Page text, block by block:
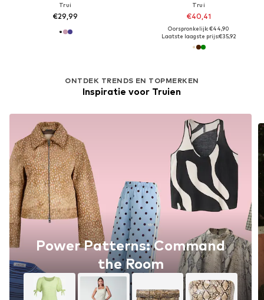
Trui
€29,99
ONTDEK TRENDS EN TOPMERKEN
Inspiratie voor Truien
Power Patterns: Command
the Room
Trui
€40,41
Oorspronkelijk: €44,90
Laatste laagste prijs:€35,92